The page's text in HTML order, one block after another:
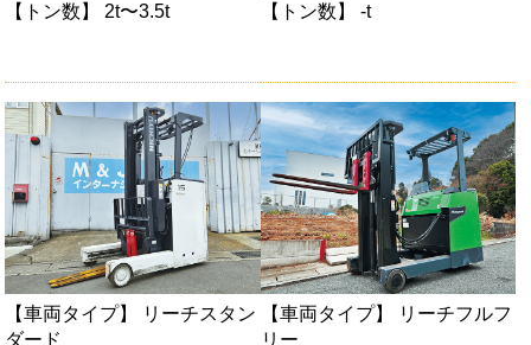
【トン数】 2t〜3.5t
【トン数】 -t
【車両タイプ】 リーチスタン
ダード
【車両タイプ】 リーチフルフ
リー